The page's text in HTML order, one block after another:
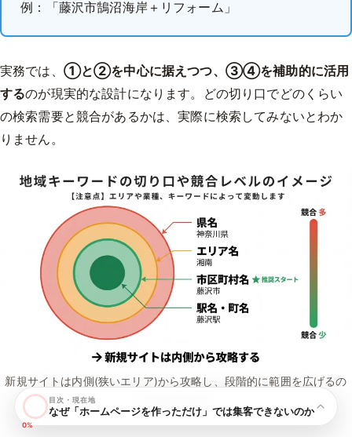
例：「藤沢市鵠沼海岸＋リフォーム」
実務では、 ①と②を中心に据えつつ、③④を補助的に活用
するのが現実的な設計になります。どの切り口でどのくらい
の検索需要と競合があるかは、実際に検索してみないとわか
りません。
新規サイトは内側(狭いエリア)から攻略し、段階的に範囲を広げるの
0%
目次・現在地
なぜ「ホームページを作っただけ」では集客できないのか